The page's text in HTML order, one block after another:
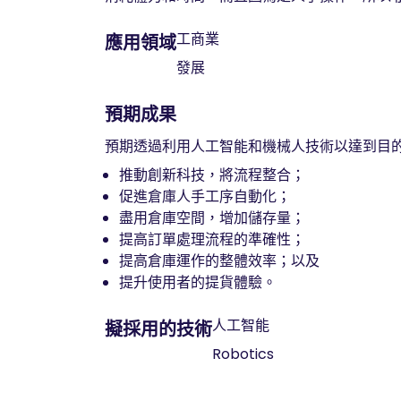
應用領域工商業
發展
預期成果
預期透過利用人工智能和機械人技術以達到目
推動創新科技，將流程整合；
促進倉庫人手工序自動化；
盡用倉庫空間，增加儲存量；
提高訂單處理流程的準確性；
提高倉庫運作的整體效率；以及
提升使用者的提貨體驗。
擬採用的技術人工智能
Robotics